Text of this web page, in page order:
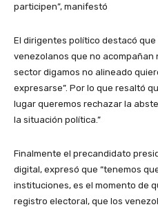
participen”, manifestó
El dirigentes político destacó que
venezolanos que no
sector digamos no alineado
expresarse”. Por lo que resaltó
lugar queremos rechazar la
la situación política.”
Finalmente el precandidato
digital, expresó que “tenemos
instituciones, es el momento de
registro electoral, que los